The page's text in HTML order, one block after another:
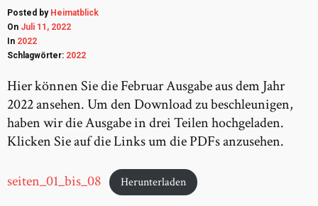
Posted by Heimatblick
On Juli 11, 2022
In 2022
Schlagwörter: 2022
Hier können Sie die Februar Ausgabe aus dem Jahr
2022 ansehen. Um den Download zu beschleunigen,
haben wir die Ausgabe in drei Teilen hochgeladen.
Klicken Sie auf die Links um die PDFs anzusehen.
seiten_01_bis_08 Herunterladen